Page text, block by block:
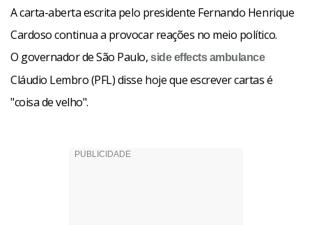
A carta-aberta escrita pelo presidente Fernando Henrique
Cardoso continua a provocar reações no meio político.
O governador de São Paulo,side effects ambulance
Cláudio Lembro (PFL) disse hoje que escrever cartas é
"coisa de velho".